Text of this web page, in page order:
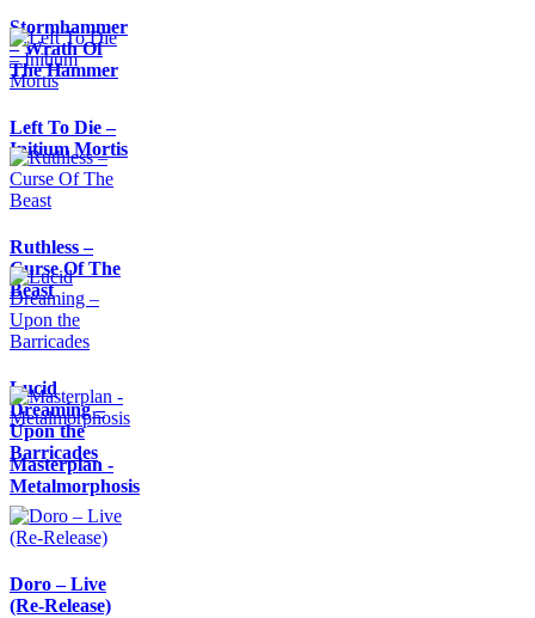
Stormhammer
– Wrath Of
The Hammer
Left To Die –
Initium Mortis
Ruthless –
Curse Of The
Beast
Lucid
Dreaming –
Upon the
Barricades
Masterplan -
Metalmorphosis
Doro – Live
(Re-Release)